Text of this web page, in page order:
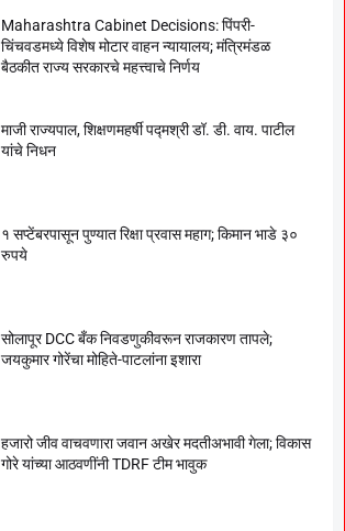
Maharashtra Cabinet Decisions: पिंपरी-
चिंचवडमध्ये विशेष मोटार वाहन न्यायालय; मंत्रिमंडळ
बैठकीत राज्य सरकारचे महत्त्वाचे निर्णय
माजी राज्यपाल, शिक्षणमहर्षी पद्मश्री डॉ. डी. वाय. पाटील
यांचे निधन
१ सप्टेंबरपासून पुण्यात रिक्षा प्रवास महाग; किमान भाडे ३०
रुपये
सोलापूर DCC बँक निवडणुकीवरून राजकारण तापले;
जयकुमार गोरेंचा मोहिते-पाटलांना इशारा
हजारो जीव वाचवणारा जवान अखेर मदतीअभावी गेला; विकास
गोरे यांच्या आठवणींनी TDRF टीम भावुक